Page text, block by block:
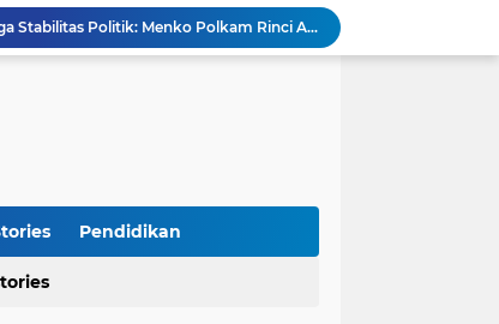
Agraria Institute Dukung Kebijakan KDM: Pembinaan Siswa Bermasalah di Barak Militer, Langkah Nyata Tanggapi Fenomena Degradasi Karakter
Ketua DPC PTI Cianjur: Bantu Program Asta Cita Pemerintah dalam Dunia Pertanian
Kasus Blok 12 Cipare Pancawati, Lahan Petani Terancam, Kemunculan Sertipikat PRONA jadi Sorotan
Pendidikan